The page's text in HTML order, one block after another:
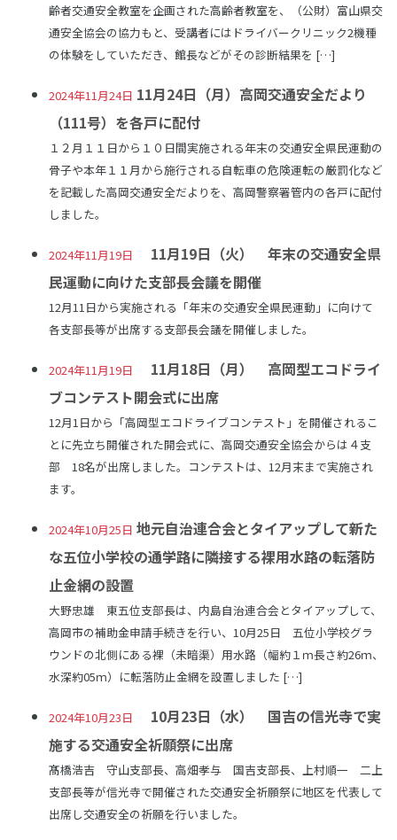
齢者交通安全教室を企画された高齢者教室を、（公財）富山県交
通安全協会の協力もと、受講者にはドライバークリニック2機種
の体験をしていただき、館長などがその診断結果を […]
2024年11月24日 11月24日（月）高岡交通安全だより
（111号）を各戸に配付
１２月１１日から１０日間実施される年末の交通安全県民運動の
骨子や本年１１月から施行される自転車の危険運転の厳罰化など
を記載した高岡交通安全だよりを、高岡警察署管内の各戸に配付
しました。
2024年11月19日
11月19日（火） 年末の交通安全県
民運動に向けた支部長会議を開催
12月11日から実施される「年末の交通安全県民運動」に向けて
各支部長等が出席する支部長会議を開催しました。
2024年11月19日
11月18日（月） 高岡型エコドライ
ブコンテスト開会式に出席
12月1日から「高岡型エコドライブコンテスト」を開催されるこ
とに先立ち開催された開会式に、高岡交通安全協会からは４支
部 18名が出席しました。コンテストは、12月末まで実施され
ます。
2024年10月25日 地元自治連合会とタイアップして新た
な五位小学校の通学路に隣接する裸用水路の転落防
止金網の設置
大野忠雄 東五位支部長は、内島自治連合会とタイアップして、
高岡市の補助金申請手続きを行い、10月25日 五位小学校グラ
ウンドの北側にある裸（未暗渠）用水路（幅約１ｍ長さ約26ｍ、
水深約05ｍ）に転落防止金網を設置しました […]
2024年10月23日
10月23日（水） 国吉の信光寺で実
施する交通安全祈願祭に出席
髙橋浩吉 守山支部長、高畑孝与 国吉支部長、上村順一 二上
支部長等が信光寺で開催された交通安全祈願祭に地区を代表して
出席し交通安全の祈願を行いました。